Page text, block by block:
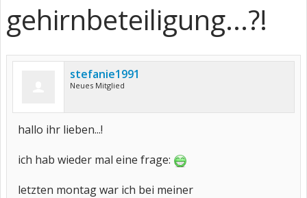
gehirnbeteiligung...?!
stefanie1991
Neues Mitglied
hallo ihr lieben...!
ich hab wieder mal eine frage:
letzten montag war ich bei meiner